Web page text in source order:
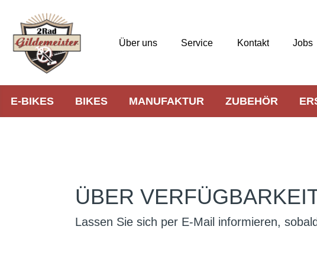
Über uns Service Kontakt Jobs
E-BIKES BIKES MANUFAKTUR ZUBEHÖR
ÜBER
Lassen Sie sich per E-Mail informieren,